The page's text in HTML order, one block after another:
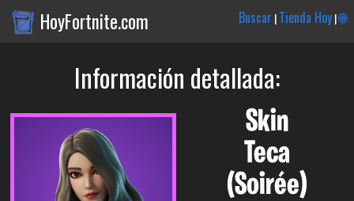
HoyFortnite.com Buscar |Tienda Hoy|🌐
Información detallada:
Skin
Teca
(Soirée)